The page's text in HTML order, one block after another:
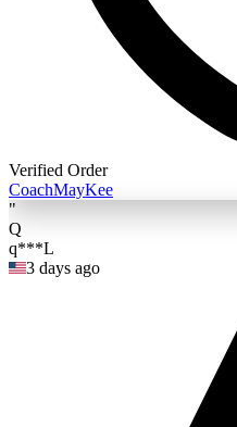
Verified Order
CoachMayKee
"
Q
q***L
3 days ago